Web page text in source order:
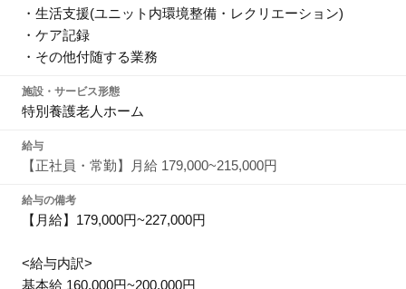
・生活支援(ユニット内環境整備・レクリエーション)
・ケア記録
・その他付随する業務
施設・サービス形態
特別養護老人ホーム
給与
【正社員・常勤】月給 179,000~215,000円
給与の備考
【月給】179,000円~227,000円
<給与内訳>
基本給 160,000円~200,000円